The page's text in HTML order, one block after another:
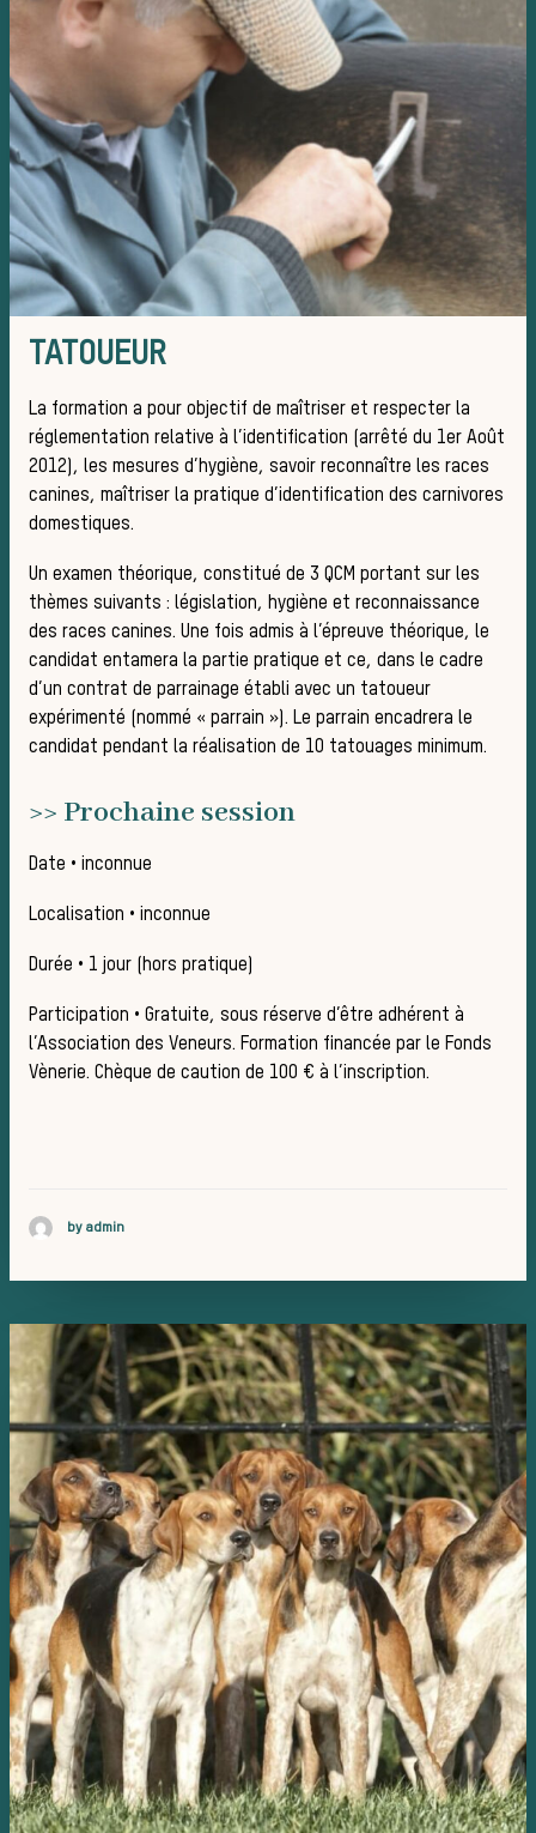
La
d’une
de
TATOUEUR
La formation a pour objectif de maîtriser et respecter la
réglementation relative à l’identification (arrêté du 1er Août
2012), les mesures d’hygiène, savoir reconnaître les races
canines, maîtriser la pratique d’identification des carnivores
domestiques.
Un examen théorique, constitué de 3 QCM portant sur les
thèmes suivants : législation, hygiène et reconnaissance
des races canines. Une fois admis à l’épreuve théorique, le
candidat entamera la partie pratique et ce, dans le cadre
d’un contrat de parrainage établi avec un tatoueur
expérimenté (nommé « parrain »). Le parrain encadrera le
candidat pendant la réalisation de 10 tatouages minimum.
>> Prochaine session
Date • inconnue
Localisation • inconnue
Durée • 1 jour (hors pratique)
Participation • Gratuite, sous réserve d’être adhérent à
l’Association des Veneurs. Formation financée par le Fonds
Vènerie. Chèque de caution de 100 € à l’inscription.
by admin